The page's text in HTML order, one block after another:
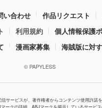
い合わせ 作品リクエスト
利用規約
個人情報保護
漫画家募集 海賊版に対
© PAPYLESS
サービスが、著作権者からコンテンツ使用許諾
クの詳細、ABJマークを掲示しているサービス